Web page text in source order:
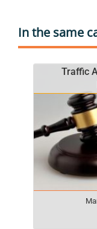
In the same
Traffic